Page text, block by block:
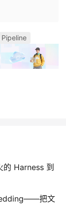
Harness 到
把文